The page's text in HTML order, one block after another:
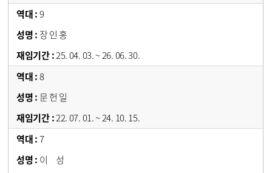
9
장 인 홍
25. 04. 03. ~ 26. 06. 30.
8
문 헌 일
22. 07. 01. ~ 24. 10. 15.
7
이 성